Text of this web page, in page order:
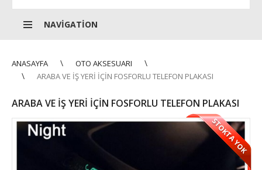
NAVIGATION
ANASAYFA
OTO AKSESUARI
ARABA VE İŞ YERI İÇIN FOSFORLU TELEFON PLAKASI
ARABA VE İŞ YERI İÇIN FOSFORLU TELEFON PLAKASI
STOKTA YOK